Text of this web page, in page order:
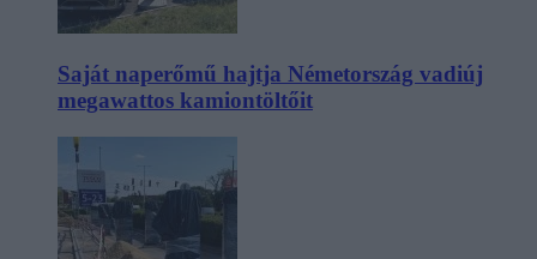
Saját naperőmű hajtja Németország vadiúj
megawattos kamiontöltőit